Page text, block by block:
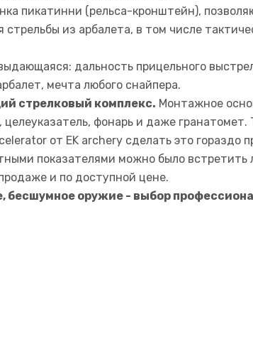
пикатинни (рельса-кронштейн),
из арбалета, в том числе
дальность прицельного
мечта любого снайпера.
стрелковый комплекс. Монтажное
фонарь и даже
от EK archery сделать это гораздо
показателями можно было
и по доступной цене.
оружие - выбор